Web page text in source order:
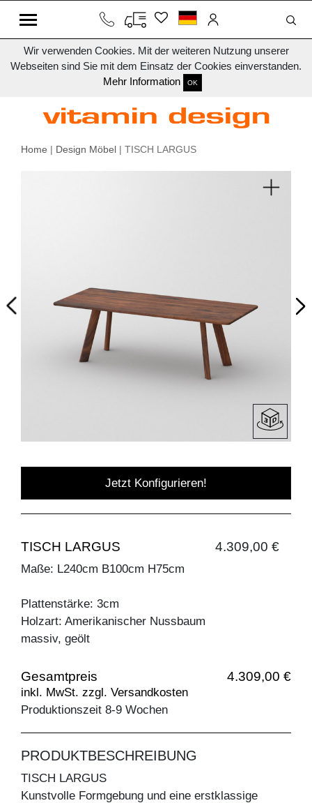
Wir verwenden Cookies. Mit der weiteren Nutzung unserer
Webseiten sind Sie mit dem Einsatz der Cookies einverstanden.
Mehr Information
OK
Home | Design Möbel | TISCH LARGUS
Jetzt Konfigurieren!
TISCH LARGUS 4.309,00 €
Maße: L240cm B100cm H75cm
Plattenstärke: 3cm
Holzart: Amerikanischer Nussbaum
massiv, geölt
Gesamtpreis 4.309,00 €
inkl. MwSt. zzgl. Versandkosten
Produktionszeit 8-9 Wochen
PRODUKTBESCHREIBUNG
TISCH LARGUS
Kunstvolle Formgebung und eine erstklassige